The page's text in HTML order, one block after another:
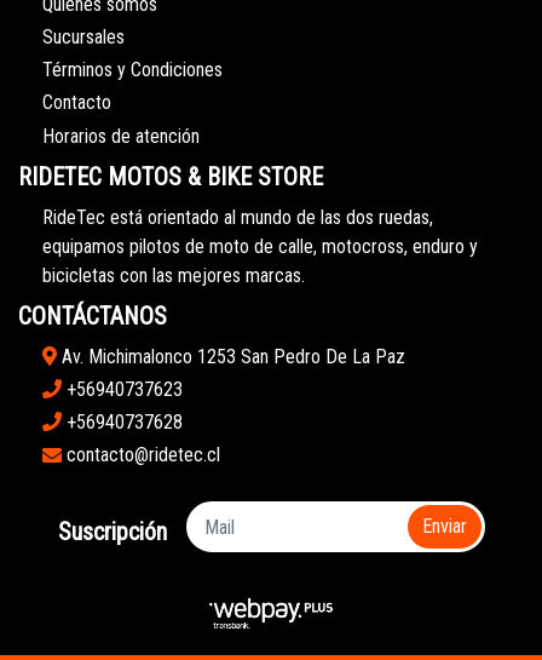
Sucursales
Términos y Condiciones
Contacto
Horarios de atención
RIDETEC MOTOS & BIKE STORE
RideTec está orientado al mundo de las dos ruedas,
equipamos pilotos de moto de calle, motocross, enduro y
bicicletas con las mejores marcas.
CONTÁCTANOS
Av. Michimalonco 1253 San Pedro De La Paz
+56940737623
+56940737628
contacto@ridetec.cl
Suscripción Enviar